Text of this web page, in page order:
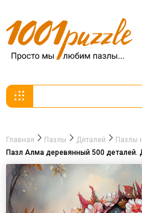
Главная Пазлы Деталей
Пазлы
Пазл Алма деревянный 500